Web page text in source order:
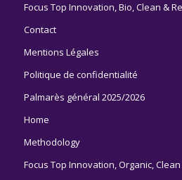
Focus Top Innovation, Bio, Clean &
Contact
Mentions Légales
Politique de confidentialité
Palmarès général 2025/2026
Home
Methodology
Focus Top Innovation, Organic,